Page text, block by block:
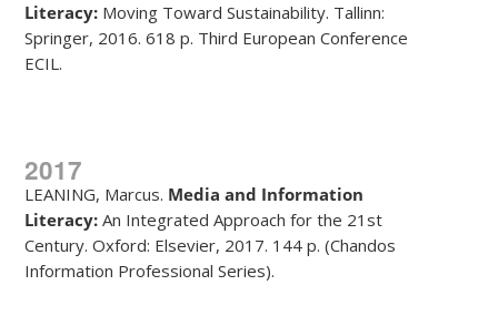
Literacy: Moving Toward Sustainability. Tallinn:
Springer, 2016. 618 p. Third European Conference
ECIL.
2017
LEANING, Marcus. Media and Information
Literacy:An Integrated Approach for the 21st
Century. Oxford: Elsevier, 2017. 144 p. (Chandos
Information Professional Series).